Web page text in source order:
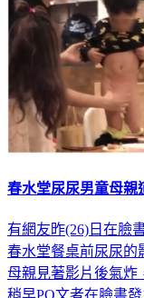
春水堂尿尿男童母
有網友昨(26)日在臉
春水堂餐桌前尿尿的
母親見著影片後氣炸